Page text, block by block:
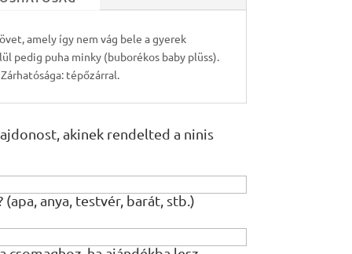
amely így nem vág bele a gyerek
pedig puha minky (buborékos baby plüss).
tépőzárral.
akinek rendelted a ninis
anya, testvér, barát, stb.)